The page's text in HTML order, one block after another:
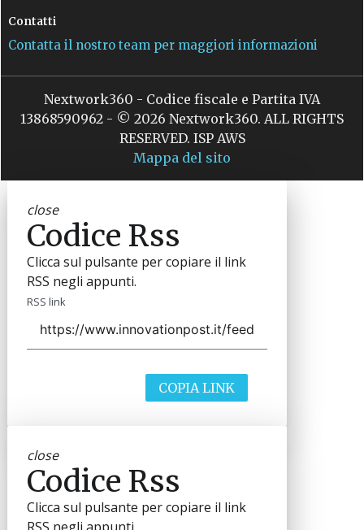
Contatti
Contatta il nostro team per maggiori informazioni
Nextwork360 - Codice fiscale e Partita IVA
13868590962 - © 2026 Nextwork360. ALL RIGHTS
RESERVED. ISP AWS
Mappa del sito
close
Codice Rss
Clicca sul pulsante per copiare il link
RSS negli appunti.
RSS link
COPIA LINK
close
Codice Rss
Clicca sul pulsante per copiare il link